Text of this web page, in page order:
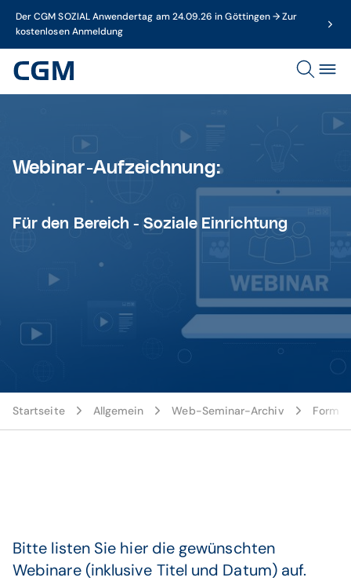
Der CGM SOZIAL Anwendertag am 24.09.26 in Göttingen → Zur
kostenlosen Anmeldung
Webinar-Aufzeichnung:
Für den Bereich -Soziale Einrichtung
Startseite Allgemein Web-Seminar-Archiv
Bitte listen Sie hier die gewünschten
Webinare (inklusive Titel und Datum) auf.